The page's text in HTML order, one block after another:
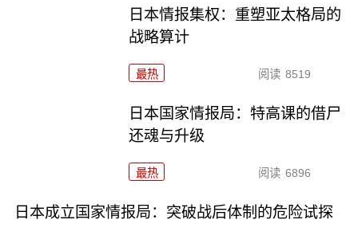
日本情报集权：重塑亚太格局的
战略算计
最热 阅读 8519
日本国家情报局：特高课的借尸
还魂与升级
最热 阅读 6896
日本成立国家情报局：突破战后体制的危险试探